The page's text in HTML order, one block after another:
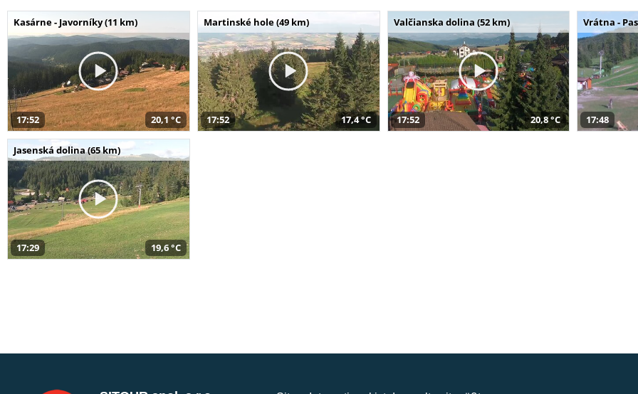
Kasárne - Javorníky (11 km)
17:52 20,1 °C
Martinské hole (49 km)
17:52 17,4 °C
Valčianska dolina (52 km)
17:52 20,8 °C
Vrátna -
17:48
Jasenská dolina (65 km)
17:29 19,6 °C